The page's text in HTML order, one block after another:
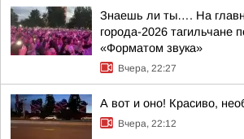
Знаешь ли ты…. На
города-2026 тагильчане
«Форматом звука»
Вчера, 22:27
А вот и оно! Красиво,
Вчера, 22:12